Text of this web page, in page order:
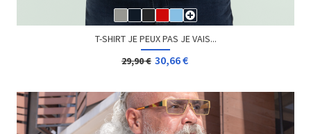
T-SHIRT ALL YOU NEED IS A...